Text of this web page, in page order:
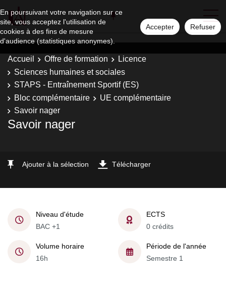
En poursuivant votre navigation sur ce
site, vous acceptez l'utilisation de
cookies à des fins de mesure
d'audience (statistiques anonymes).
Accepter Refuser
Accueil Offre de formation
Licence
Sciences humaines et sociales
STAPS - Entraînement Sportif (ES)
Bloc complémentaire
UE complémentaire
Savoir nager
Savoir nager
Ajouter à la sélection Télécharger
Niveau d'étude
BAC +1
ECTS
0 crédits
Volume horaire
16h
Période de l'année
Semestre 1